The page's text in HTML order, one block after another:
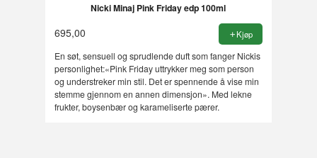
Nicki Minaj Pink Friday edp 100ml
695,00 Kjøp
En søt, sensuell og sprudlende duft som fanger Nickis
personlighet:«Pink Friday uttrykker meg som person
og understreker min stil. Det er spennende å vise min
stemme gjennom en annen dimensjon». Med lekne
frukter, boysenbær og karameliserte pærer.